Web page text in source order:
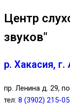
Центр
звуков"
р. Хакасия, г.
пр. Ленина д. 29,
тел: 8 (3902) 215-